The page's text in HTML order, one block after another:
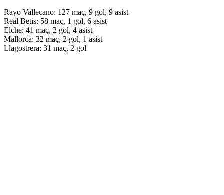
Rayo Vallecano: 127 maç, 9 gol, 9 asist
Real Betis: 58 maç, 1 gol, 6 asist
Elche: 41 maç, 2 gol, 4 asist
Mallorca: 32 maç, 2 gol, 1 asist
Llagostrera: 31 maç, 2 gol